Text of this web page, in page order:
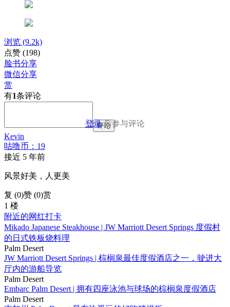
浏览 (9.2k)
点赞 (198)
脸书分享
微信分享
赏
有1条评论
登录后参与评论
评论
Kevin
咕噜币：19
接近 5 年前
风景好美，人更美
复 (0)赞 (0)赏
1 楼
附近的网红打卡
Mikado Japanese Steakhouse | JW Marriott Desert Springs 度假村
的日式铁板烧料理
Palm Desert
JW Marriott Desert Springs | 棕榈泉最佳度假酒店之一，驶进大
厅内的游船导览
Palm Desert
Embarc Palm Desert | 拥有四座泳池与球场的棕榈泉度假酒店
Palm Desert